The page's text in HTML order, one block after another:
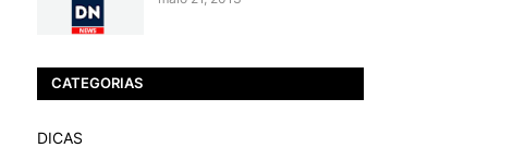
CATEGORIAS
DICAS